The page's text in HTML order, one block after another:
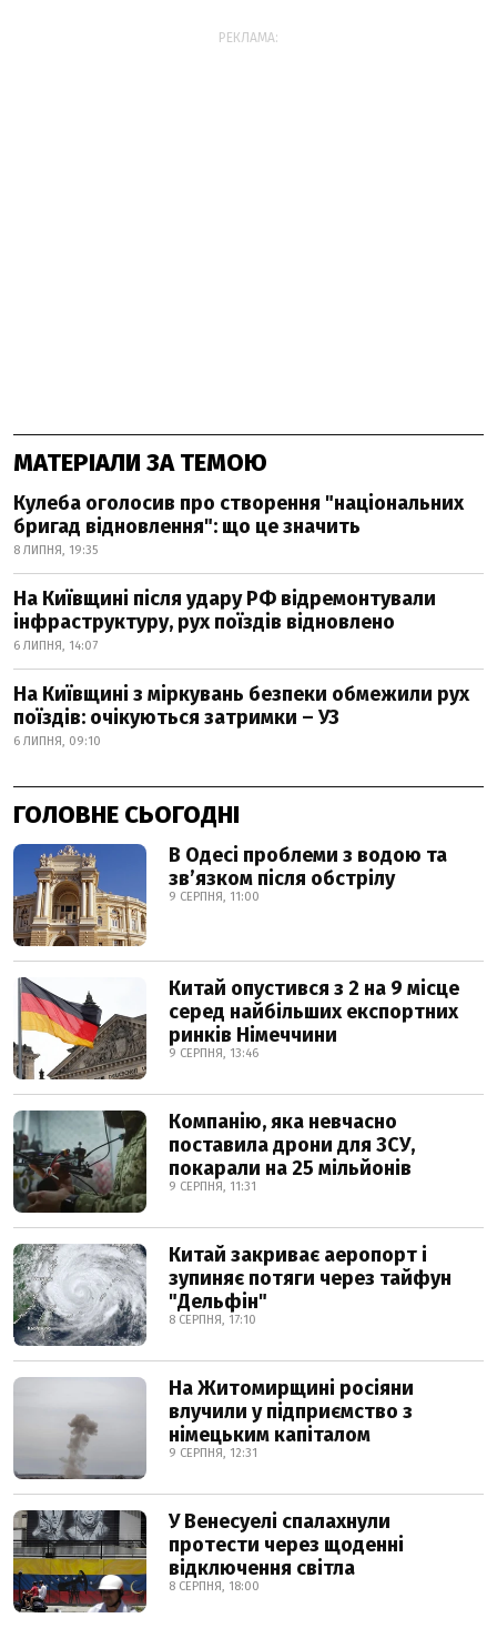
РЕКЛАМА:
МАТЕРІАЛИ ЗА ТЕМОЮ
Кулеба оголосив про створення "національних
бригад відновлення": що це значить
8 ЛИПНЯ, 19:35
На Київщині після удару РФ відремонтували
інфраструктуру, рух поїздів відновлено
6 ЛИПНЯ, 14:07
На Київщині з міркувань безпеки обмежили рух
поїздів: очікуються затримки – УЗ
6 ЛИПНЯ, 09:10
ГОЛОВНЕ СЬОГОДНІ
В Одесі проблеми з водою та
звʼязком після обстрілу
9 СЕРПНЯ, 11:00
Китай опустився з 2 на 9 місце
серед найбільших експортних
ринків Німеччини
9 СЕРПНЯ, 13:46
Компанію, яка невчасно
поставила дрони для ЗСУ,
покарали на 25 мільйонів
9 СЕРПНЯ, 11:31
Китай закриває аеропорт і
зупиняє потяги через тайфун
"Дельфін"
8 СЕРПНЯ, 17:10
На Житомирщині росіяни
влучили у підприємство з
німецьким капіталом
9 СЕРПНЯ, 12:31
У Венесуелі спалахнули
протести через щоденні
відключення світла
8 СЕРПНЯ, 18:00